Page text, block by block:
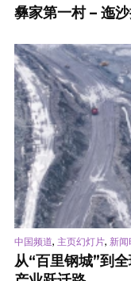
彝家第一村 – 迤
中国频道, 主页幻灯片, 新
从“百里钢城”到